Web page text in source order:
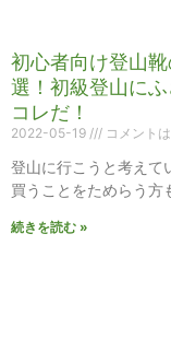
初心者向け登山
選！初級登山に
コレだ！
2022-05-19 コメント
登山に行こうと考えて
買うことをためらう方
続きを読む »